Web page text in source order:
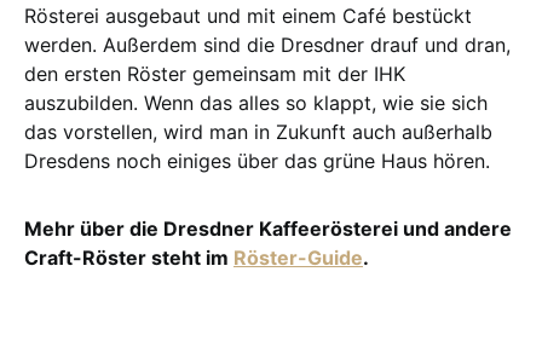
Rösterei ausgebaut und mit einem Café bestückt
werden. Au­ßer­dem sind die Dresdner drauf und dran,
den ersten Röster gemeinsam mit der IHK
auszubilden. Wenn das alles so klappt, wie sie sich
das vorstellen, wird man in Zukunft auch außerhalb
Dres­dens noch einiges über das grüne Haus hö­ren.
Mehr über die Dresdner Kaffeerösterei und andere
Craft-Röster steht im Röster-Guide.